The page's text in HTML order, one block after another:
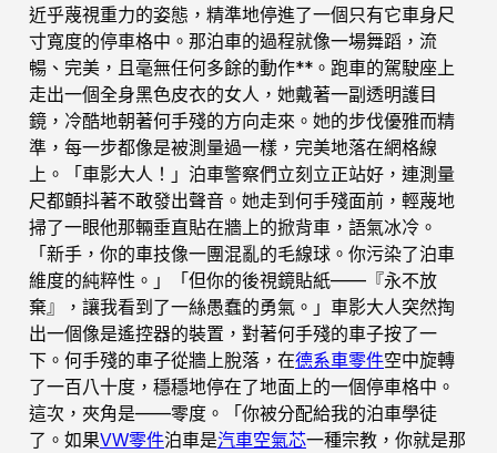
近乎蔑視重力的姿態，精準地停進了一個只有它車身尺
寸寬度的停車格中。那泊車的過程就像一場舞蹈，流
暢、完美，且毫無任何多餘的動作**。跑車的駕駛座上
走出一個全身黑色皮衣的女人，她戴著一副透明護目
鏡，冷酷地朝著何手殘的方向走來。她的步伐優雅而精
準，每一步都像是被測量過一樣，完美地落在網格線
上。「車影大人！」泊車警察們立刻立正站好，連測量
尺都顫抖著不敢發出聲音。她走到何手殘面前，輕蔑地
掃了一眼他那輛垂直貼在牆上的掀背車，語氣冰冷。
「新手，你的車技像一團混亂的毛線球。你污染了泊車
維度的純粹性。」「但你的後視鏡貼紙——『永不放
棄』，讓我看到了一絲愚蠢的勇氣。」車影大人突然掏
出一個像是遙控器的裝置，對著何手殘的車子按了一
下。何手殘的車子從牆上脫落，在德系車零件空中旋轉
了一百八十度，穩穩地停在了地面上的一個停車格中。
這次，夾角是——零度。「你被分配給我的泊車學徒
了。如果VW零件泊車是汽車空氣芯一種宗教，你就是那